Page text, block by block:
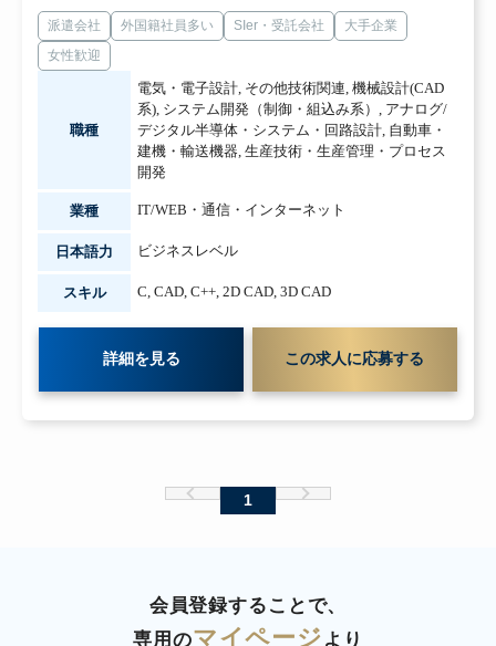
派遣会社 外国籍社員多い SIer・受託会社
大手企業
女性歓迎
職種
電気・電子設計, その他技術関連, 機械設計(CAD
系), システム開発（制御・組込み系） , アナログ/
デジタル半導体・システム・回路設計, 自動車・
建機・輸送機器, 生産技術・生産管理・プロセス
開発
業種 IT/WEB・通信・インターネット
日本語力 ビジネスレベル
スキル C, CAD, C++, 2D CAD, 3D CAD
詳細を見る この求人に応募する
1
会員登録することで、
専用のマイページ より